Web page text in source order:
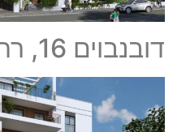
דובנבוים 16, רחובות